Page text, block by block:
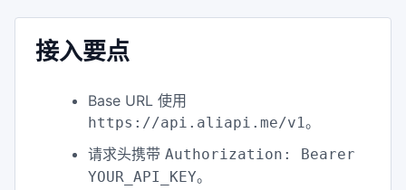
接入要点
Base URL 使用
https://api.aliapi.me/v1。
请求头携带 Authorization: Bearer
YOUR_API_KEY。